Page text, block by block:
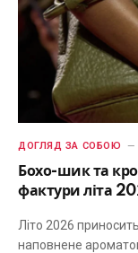
ДОГЛЯД ЗА СОБОЮ
Бохо-шик та
фактури літа
Літо 2026
наповнене ароматом